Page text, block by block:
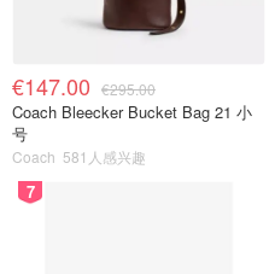
€147.00 €295.00
Coach Bleecker Bucket Bag 21 小
号
Coach 581人感兴趣
7